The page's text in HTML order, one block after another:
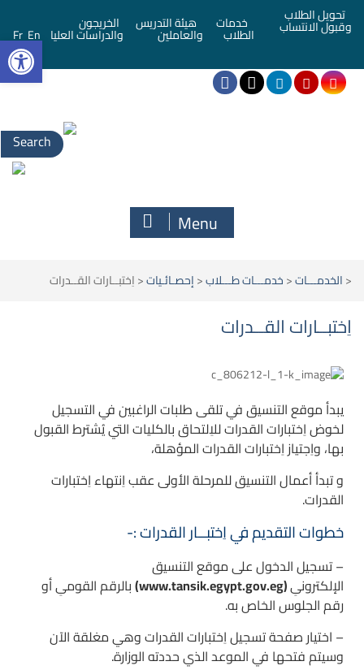
تحويل الطلاب
وقبول الانتساب خدمات
الطلاب
هيئة التدريس
والعاملين
الخريجون
والدراسات العليا En
Fr
Menu
<الخدمـــات<خدمـــات طـــلاب<إحصـائـيات<اِختبــارات القــدرات
اِختبــارات القــدرات
يبدأ موقع التنسيق في تلقى طلبات الراغبين في التسجيل
لخوض اِختبارات القدرات للاِلتحاق بالكليات التي يُشترط القبول
بها، واِجتياز اِختبارات القدرات المؤهلة،
و تبدأ أعمال التنسيق للمرحلة الأولى عقب اِنتهاء اِختبارات
القدرات.
خطوات التقديم في اِختبــار القدرات :-
– تسجيل الدخول على موقع التنسيق
الإلكترونىِ(www.tansik.egypt.gov.eg)
بالرقم القومىِ أو
رقم الجلوس الخاص به.
– اختيار صفحة تسجيل اِختبارات القدرات وهي مغلقة الآن
وسيتم فتحها في الموعد الذي حددته الوزارة.